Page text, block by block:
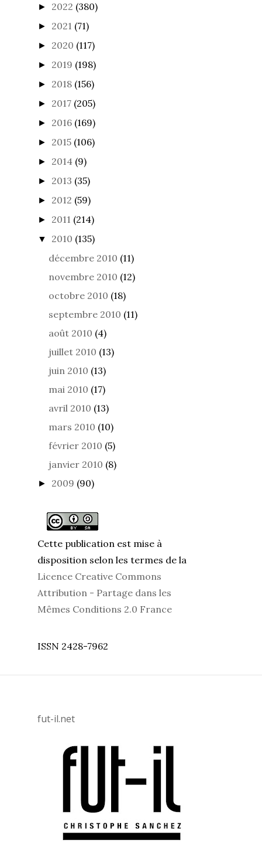
► 2022 (380)
► 2021 (71)
► 2020 (117)
► 2019 (198)
► 2018 (156)
► 2017 (205)
► 2016 (169)
► 2015 (106)
► 2014 (9)
► 2013 (35)
► 2012 (59)
► 2011 (214)
▼ 2010 (135)
décembre 2010 (11)
novembre 2010 (12)
octobre 2010 (18)
septembre 2010 (11)
août 2010 (4)
juillet 2010 (13)
juin 2010 (13)
mai 2010 (17)
avril 2010 (13)
mars 2010 (10)
février 2010 (5)
janvier 2010 (8)
► 2009 (90)
Cette publication est mise à
disposition selon les termes de la
Licence Creative Commons
Attribution - Partage dans les
Mêmes Conditions 2.0 France
ISSN 2428-7962
fut-il.net